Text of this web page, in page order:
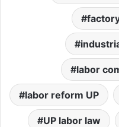
labor
labor reform UP
UP labor law